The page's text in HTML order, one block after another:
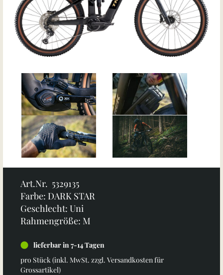
Art.Nr. 5329135
Farbe: DARK STAR
Geschlecht: Uni
Rahmengröße: M
lieferbar in 7-14 Tagen
pro Stück (inkl. MwSt. zzgl. Versandkosten für
Grossartikel)